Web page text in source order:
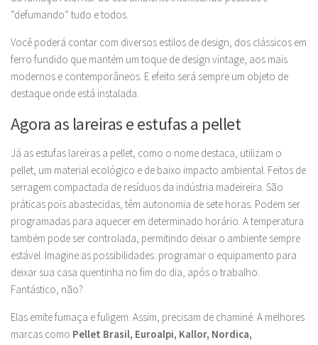
“defumando” tudo e todos.
Você poderá contar com diversos estilos de design, dos clássicos em
ferro fundido que mantém um toque de design vintage, aos mais
modernos e contemporâneos. E efeito será sempre um objeto de
destaque onde está instalada.
Agora as lareiras e estufas a pellet
Já as estufas lareiras a pellet, como o nome destaca, utilizam o
pellet, um material ecológico e de baixo impacto ambiental. Feitos de
serragem compactada de resíduos da indústria madeireira. São
práticas pois abastecidas, têm autonomia de sete horas. Podem ser
programadas para aquecer em determinado horário. A temperatura
também pode ser controlada, permitindo deixar o ambiente sempre
estável. Imagine as possibilidades: programar o equipamento para
deixar sua casa quentinha no fim do dia, após o trabalho.
Fantástico, não?
Elas emite fumaça e fuligem. Assim, precisam de chaminé. A melhores
marcas como Pellet Brasil, Euroalpi, Kallor, Nordica,